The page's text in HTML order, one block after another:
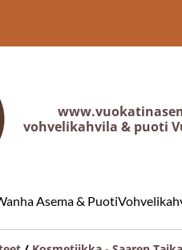
vohvelikahvila & puoti
Asema & Puoti